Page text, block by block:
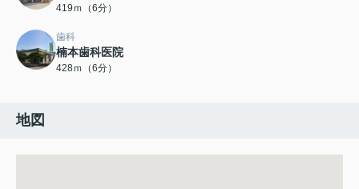
419ｍ（6分）
歯科
楠本歯科医院
428ｍ（6分）
地図